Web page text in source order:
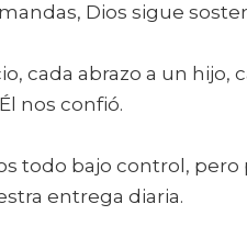
Dios sigue
cada abrazo a un
nos confió.
todo bajo control,
entrega diaria.